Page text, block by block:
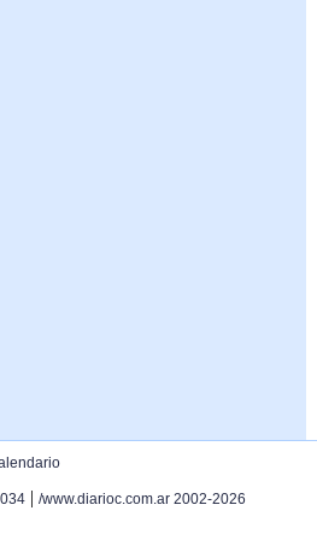
| /www.diarioc.com.ar 2002-2026